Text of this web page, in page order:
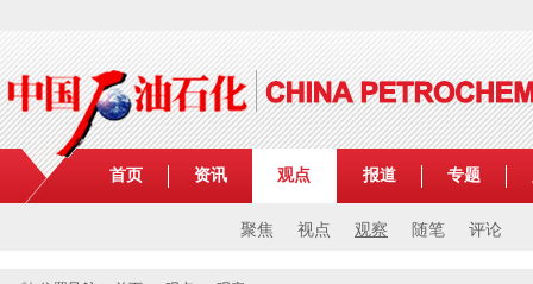
首页 资讯 观点
聚焦 视点 观察 随笔 评论
报道 专题